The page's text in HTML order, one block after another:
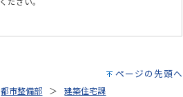
ださい。
ページの先頭へ
都市整備部
建築住宅課